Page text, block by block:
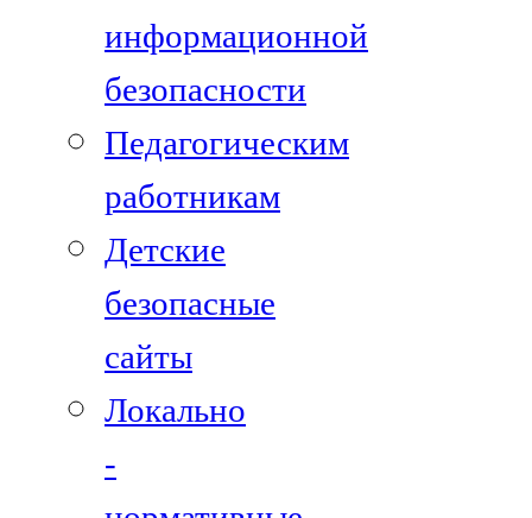
информационной
безопасности
Педагогическим
работникам
Детские
безопасные
сайты
Локально
-